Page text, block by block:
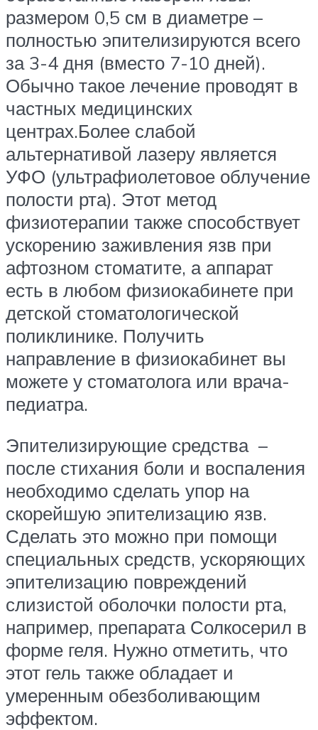
размером 0,5 см в диаметре –
полностью эпителизируются всего
за 3-4 дня (вместо 7-10 дней).
Обычно такое лечение проводят в
частных медицинских
центрах.Более слабой
альтернативой лазеру является
УФО (ультрафиолетовое облучение
полости рта). Этот метод
физиотерапии также способствует
ускорению заживления язв при
афтозном стоматите, а аппарат
есть в любом физиокабинете при
детской стоматологической
поликлинике. Получить
направление в физиокабинет вы
можете у стоматолога или врача-
педиатра.
Эпителизирующие средства –
после стихания боли и воспаления
необходимо сделать упор на
скорейшую эпителизацию язв.
Сделать это можно при помощи
специальных средств, ускоряющих
эпителизацию повреждений
слизистой оболочки полости рта,
например, препарата Солкосерил в
форме геля. Нужно отметить, что
этот гель также обладает и
умеренным обезболивающим
эффектом.